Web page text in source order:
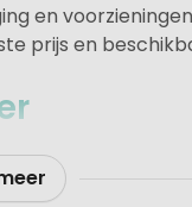
en
prijs en
slapen, alleen de